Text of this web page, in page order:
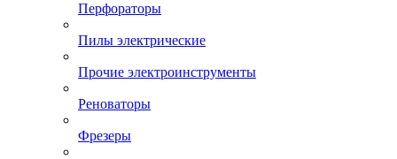
Перфораторы
Пилы электрические
Прочие электроинструменты
Реноваторы
Фрезеры